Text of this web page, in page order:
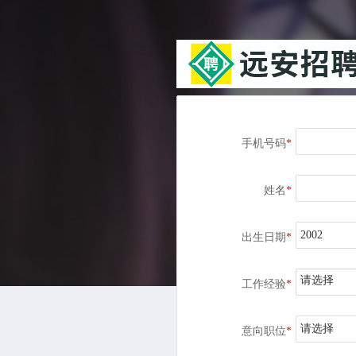
手机号码*
姓名*
出生日期*
工作经验* 请选择
意向职位* 请选择